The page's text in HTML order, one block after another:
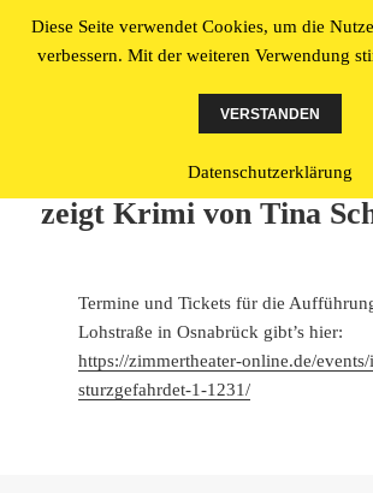
Literatur made in
Unordentliches
zeigt Krimi von Tina
Termine und Tickets für die
Lohstraße in Osnabrück gibt’s hier:
https://zimmertheater-online.de/
sturzgefahrdet-1-1231/
Diese Seite verwendet Cookies, um die
verbessern. Mit der weiteren Verwendung
VERSTANDEN
Datenschutzerklärung